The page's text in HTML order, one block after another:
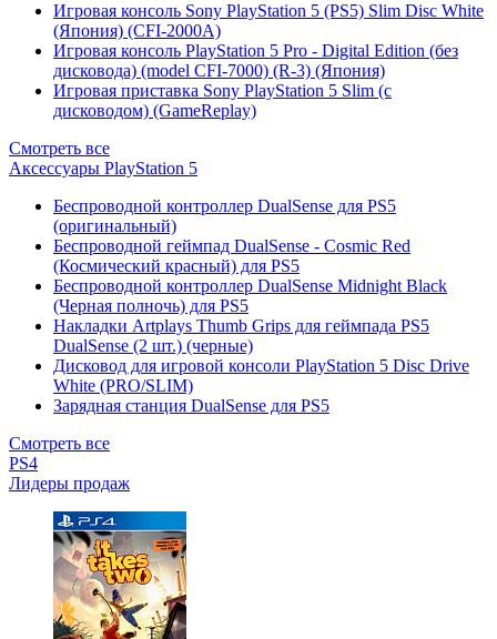
Игровая консоль Sony PlayStation 5 (PS5) Slim Disc White
(Япония) (CFI-2000A)
Игровая консоль PlayStation 5 Pro - Digital Edition (без
дисковода) (model CFI-7000) (R-3) (Япония)
Игровая приставка Sony PlayStation 5 Slim (с
дисководом) (GameReplay)
Смотреть все
Аксессуары PlayStation 5
Беспроводной контроллер DualSense для PS5
(оригинальный)
Беспроводной геймпад DualSense - Cosmic Red
(Космический красный) для PS5
Беспроводной контроллер DualSense Midnight Black
(Черная полночь) для PS5
Накладки Artplays Thumb Grips для геймпада PS5
DualSense (2 шт.) (черные)
Дисковод для игровой консоли PlayStation 5 Disc Drive
White (PRO/SLIM)
Зарядная станция DualSense для PS5
Смотреть все
PS4
Лидеры продаж